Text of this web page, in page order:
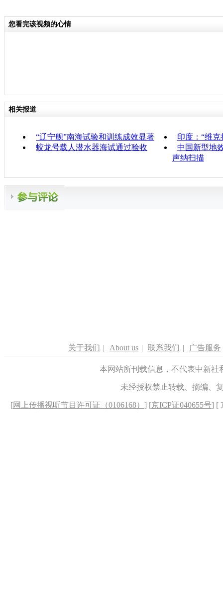
您看完该视频的心情
相关报道
“辽宁舰”南海试验和训练成效显著
印度：“维
蛟龙号载人潜水器海试通过验收
中国新型地
声纳扫描
关于我们 | About us | 联系我们 | 广告服务
本网站所刊载信息，不代表中新
未经授权禁止转载、摘编、
[网上传播视听节目许可证（0106168） ] [京ICP证040655号] [